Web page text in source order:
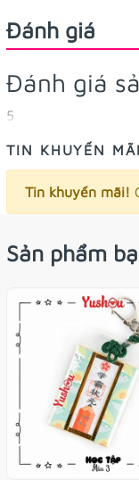
Điểm nhấn chính là
trên nền các họa
triển trong học vấn.
tự "學霸狀元" (Học
xuất sắc trong học
kim loại và sợi dây
tiện lợi để treo vào
tặng người thân
Xuất xứ:Quảng
Công dụng:
Móc
làm quà tặng,…
Mua yushou
ngoài và vòng đeo
Hình ảnh do
ngoài có thể
Đánh giá
Đánh giá
5
TIN KHUYẾN MÃI
Tin khuyến mãi!
Sản phẩm